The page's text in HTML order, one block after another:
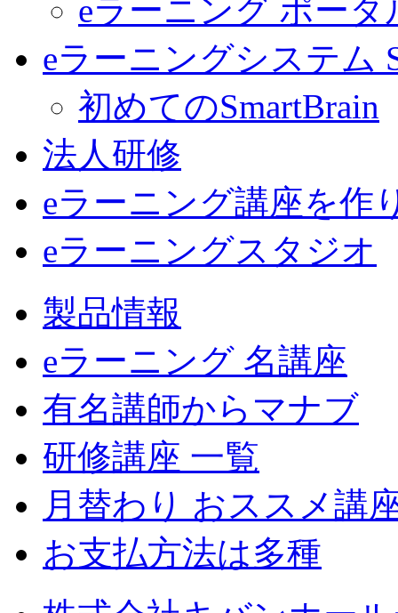
eラーニング ポータ
eラーニングシステム
初めてのSmartBrain
法人研修
eラーニング講座を作
eラーニングスタジオ
製品情報
eラーニング 名講座
有名講師からマナブ
研修講座 一覧
月替わり おススメ講
お支払方法は多種